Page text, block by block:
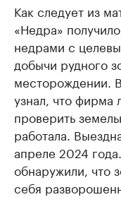
Как следует из
«Недра»
недрами с
добычи рудного
месторождении.
узнал, что фирма
проверить
работала.
апреле 2024
обнаружили, что
себя